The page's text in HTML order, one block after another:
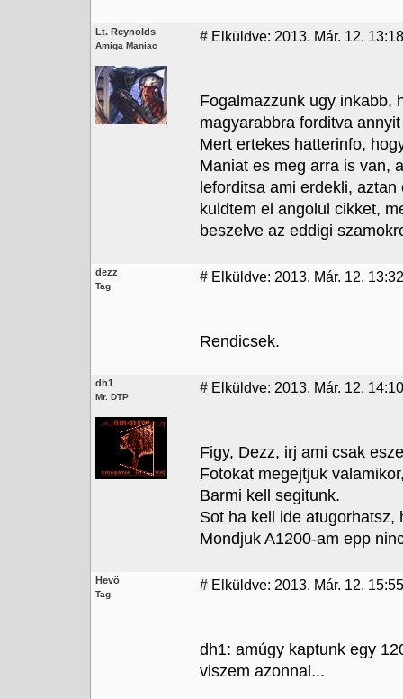
Lt. Reynolds
Amiga Maniac
# Elküldve: 2013. Már. 12. 13:18
Fogalmazzunk ugy inkabb,
magyarabbra forditva
Mert ertekes hatterinfo,
Maniat es meg arra is van,
leforditsa ami erdekli,
kuldtem el angolul cikket,
beszelve az eddigi
dezz
Tag
# Elküldve: 2013. Már. 12. 13:32
Rendicsek.
dh1
Mr. DTP
# Elküldve: 2013. Már. 12. 14:10
Figy, Dezz, irj ami csak
Fotokat megejtjuk
Barmi kell segitunk.
Sot ha kell ide atugorhatsz,
Mondjuk A1200-am epp
Hevö
Tag
# Elküldve: 2013. Már. 12. 15:55
dh1: amúgy kaptunk egy
viszem azonnal...